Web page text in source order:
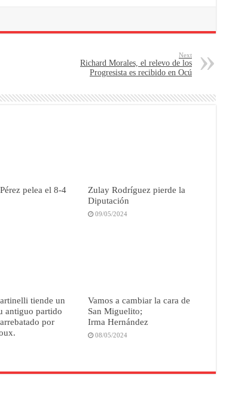
Next
Richard Morales, el relevo de los
Progresista es recibido en Ocú
pelea el 8-4
Zulay Rodríguez pierde la
Diputación
09/05/2024
tiende un
antiguo partido
por
Vamos a cambiar la cara de
San Miguelito;
Irma Hernández
08/05/2024